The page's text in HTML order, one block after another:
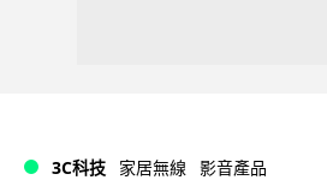
3C科技 家居無線 影音產品